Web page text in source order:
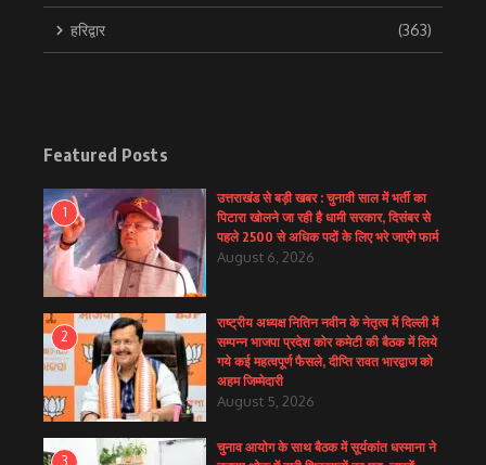
हरिद्वार (363)
Featured Posts
1
उत्तराखंड से बड़ी खबर : चुनावी साल में भर्ती का
पिटारा खोलने जा रही है धामी सरकार, दिसंबर से
पहले 2500 से अधिक पदों के लिए भरे जाएंगे फार्म
August 6, 2026
2
राष्ट्रीय अध्यक्ष नितिन नवीन के नेतृत्व में दिल्ली में
सम्पन्न भाजपा प्रदेश कोर कमेटी की बैठक में लिये
गये कई महत्वपूर्ण फैसले, दीप्ति रावत भारद्वाज को
अहम जिम्मेदारी
August 5, 2026
3
चुनाव आयोग के साथ बैठक में सूर्यकांत धस्माना ने